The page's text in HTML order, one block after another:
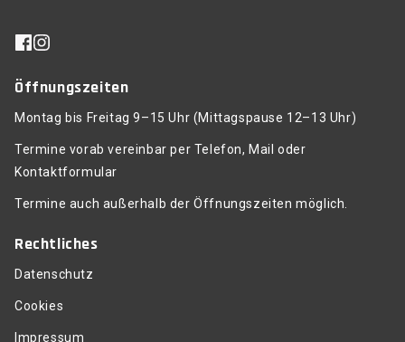
Öffnungszeiten
Montag bis Freitag 9–15 Uhr (Mittagspause 12–13 Uhr)
Termine vorab vereinbar per Telefon, Mail oder
Kontaktformular
Termine auch außerhalb der Öffnungszeiten möglich.
Rechtliches
Datenschutz
Cookies
Impressum